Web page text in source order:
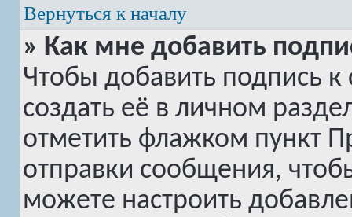
Вернуться к началу
» Как мне добавить
Чтобы добавить подпись
создать её в личном
отметить флажком пункт
отправки сообщения,
можете настроить